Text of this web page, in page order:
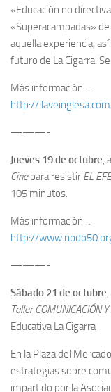
«Educación no
«Superacampadas»
aquella experiencia,
futuro de La Cigarra.
Más información…
http://
———-
Jueves 19 de octubre,
Cinepara resistir EL
105 minutos.
Más información…
http://
———-
Sábado 21 de octubre
Taller COMUNICACIÓN
Educativa La Cigarra
En la Plaza del
estrategias sobre
impartido por la